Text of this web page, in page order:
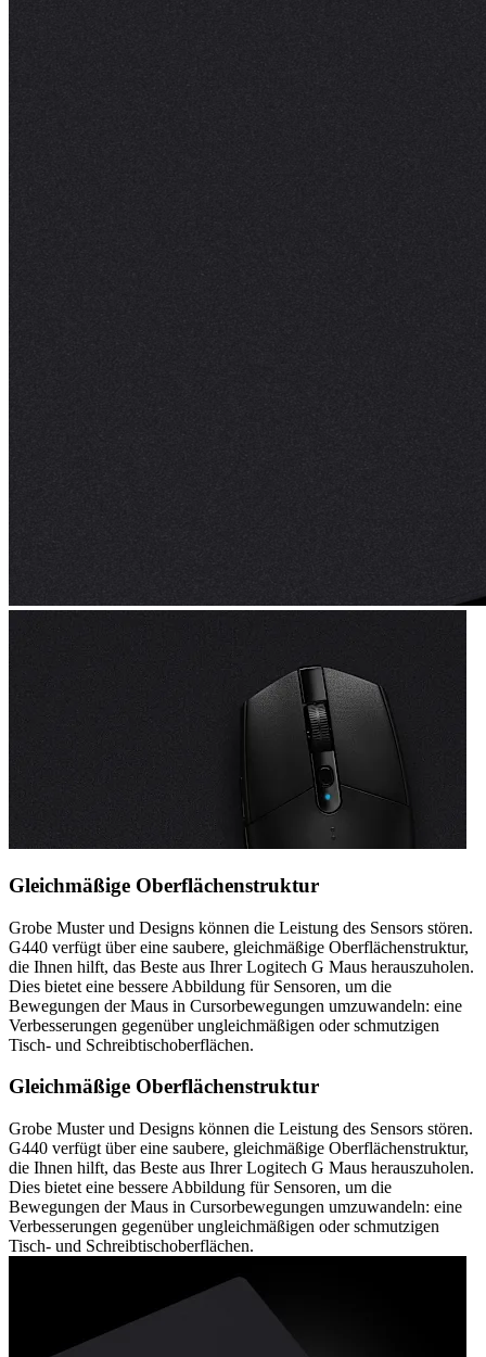
Gleichmäßige Oberflächenstruktur
Grobe Muster und Designs können die Leistung des Sensors stören.
G440 verfügt über eine saubere, gleichmäßige Oberflächenstruktur,
die Ihnen hilft, das Beste aus Ihrer Logitech G Maus herauszuholen.
Dies bietet eine bessere Abbildung für Sensoren, um die
Bewegungen der Maus in Cursorbewegungen umzuwandeln: eine
Verbesserungen gegenüber ungleichmäßigen oder schmutzigen
Tisch- und Schreibtischoberflächen.
Gleichmäßige Oberflächenstruktur
Grobe Muster und Designs können die Leistung des Sensors stören.
G440 verfügt über eine saubere, gleichmäßige Oberflächenstruktur,
die Ihnen hilft, das Beste aus Ihrer Logitech G Maus herauszuholen.
Dies bietet eine bessere Abbildung für Sensoren, um die
Bewegungen der Maus in Cursorbewegungen umzuwandeln: eine
Verbesserungen gegenüber ungleichmäßigen oder schmutzigen
Tisch- und Schreibtischoberflächen.